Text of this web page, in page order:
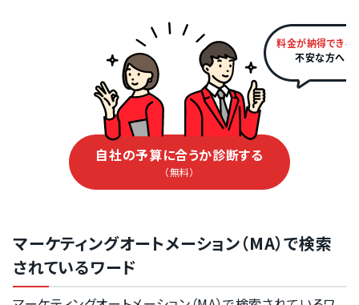
料金が納得できる
不安な方へ
自社の予算に合うか診断する
（無料）
マーケティングオートメーション（MA）で検索
されているワード